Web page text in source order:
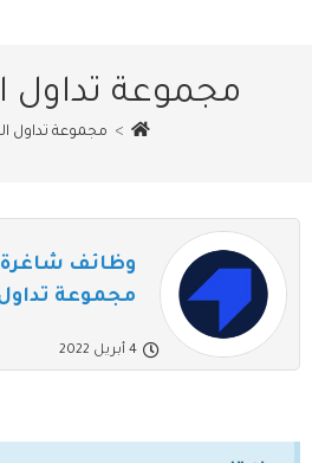
مجموعة تداول
> مجموعة تداول
وظائف شاغرة
مجموعة
4 أبريل 2022